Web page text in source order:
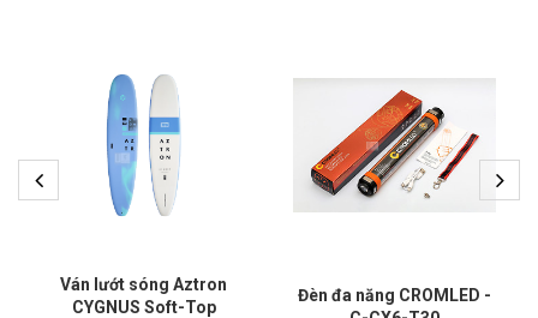
Ván lướt sóng Aztron
CYGNUS Soft-Top
Đèn đa năng CROMLED -